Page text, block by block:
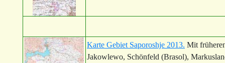
Karte Gebiet Saporoshje 2013. Mit
Jakowlewo, Schönfeld (Brasol),